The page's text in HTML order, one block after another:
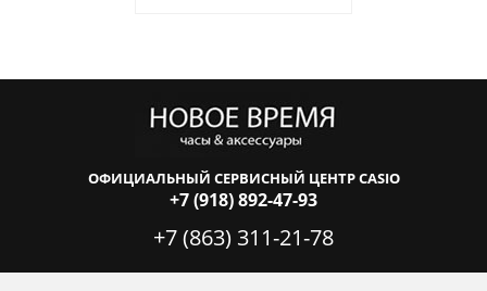
ОФИЦИАЛЬНЫЙ СЕРВИСНЫЙ ЦЕНТР CASIO
+7 (918) 892-47-93
+7 (863) 311-21-78